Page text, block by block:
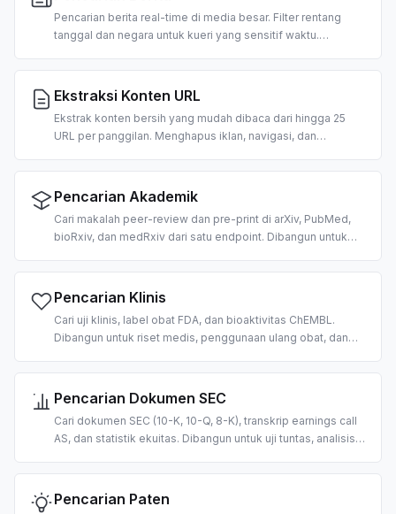
Pencarian berita real-time di media besar. Filter rentang
tanggal dan negara untuk kueri yang sensitif waktu.
pipeline RAG.
Ekstraksi Konten URL
Ekstrak konten bersih yang mudah dibaca dari hingga 25
URL per panggilan. Menghapus iklan, navigasi, dan
siap untuk konsumsi LLM. 2 kredit per URL.
Pencarian Akademik
Cari makalah peer-review dan pre-print di arXiv, PubMed,
bioRxiv, dan medRxiv dari satu endpoint. Dibangun untuk
ekstraksi sitasi.
Pencarian Klinis
Cari uji klinis, label obat FDA, dan bioaktivitas ChEMBL.
Dibangun untuk riset medis, penggunaan ulang obat, dan
Pencarian Dokumen SEC
Cari dokumen SEC (10-K, 10-Q, 8-K), transkrip earnings call
AS, dan statistik ekuitas. Dibangun untuk uji tuntas, analisis
Pencarian Paten